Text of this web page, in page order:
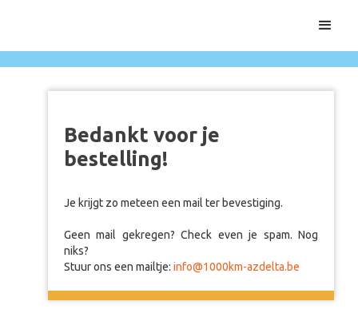
Bedankt voor je
bestelling!
Je krijgt zo meteen een mail ter bevestiging.
Geen mail gekregen? Check even je spam. Nog
niks?
Stuur ons een mailtje:info@1000km-azdelta.be